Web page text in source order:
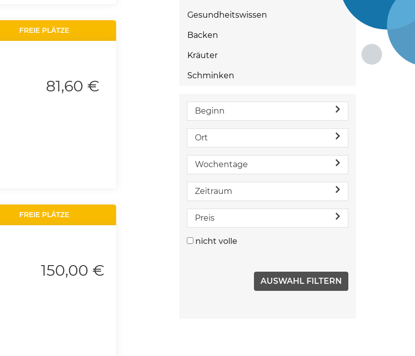
FREIE PLÄTZE
81,60 €
FREIE PLÄTZE
150,00 €
Gesundheitswissen
Backen
Kräuter
Schminken
Beginn
Ort
Wochentage
Zeitraum
Preis
nicht volle